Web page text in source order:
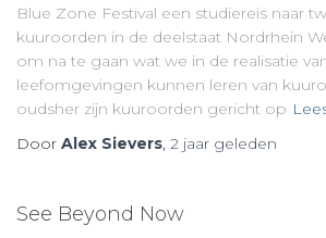
Blue Zone Festival een studiereis naar
kuuroorden in de deelstaat Nordrhein
om na te gaan wat we in de realisatie
leefomgevingen kunnen leren van
oudsher zijn kuuroorden gericht op
Door Alex Sievers, 2 jaar geleden
See Beyond Now